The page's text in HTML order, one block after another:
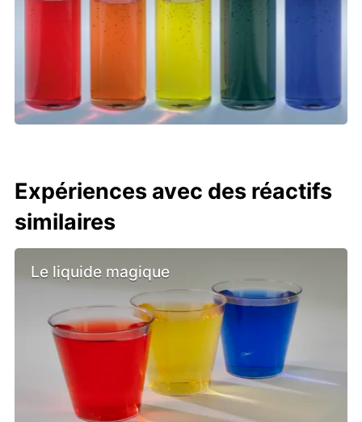
Expériences avec des réactifs
similaires
Le liquide magique